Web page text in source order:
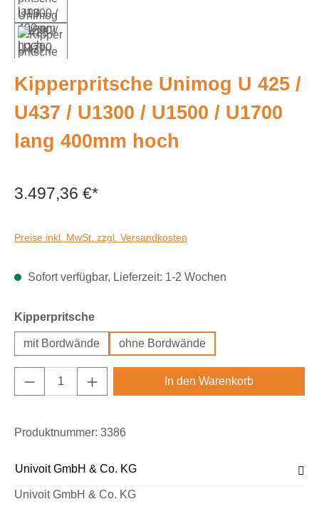
Kipperpritsche Unimog U 425 /
U437 / U1300 / U1500 / U1700
lang 400mm hoch
3.497,36 €*
Preise inkl. MwSt. zzgl. Versandkosten
Sofort verfügbar, Lieferzeit: 1-2 Wochen
Kipperpritscheauswählen
mit Bordwände ohne Bordwände
Produkt Anzahl: Gib den gewünschten
In den Warenkorb
Produktnummer: 3386
Univoit GmbH & Co. KG
Univoit GmbH & Co. KG